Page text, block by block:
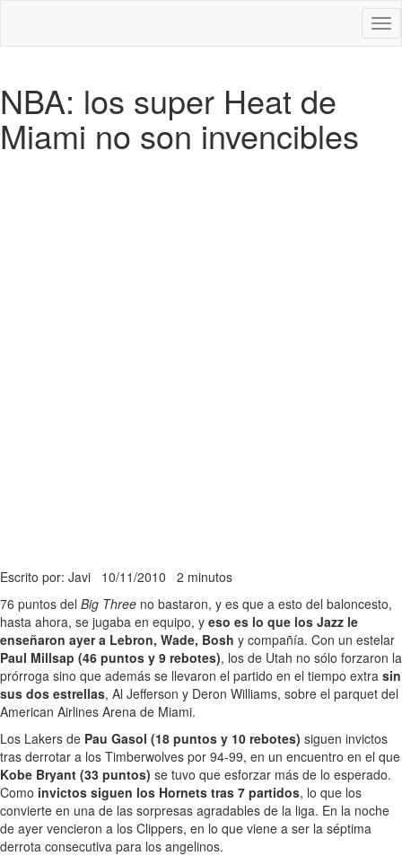
NBA: los super Heat de
Miami no son invencibles
Escrito por: Javi 10/11/2010 2 minutos
76 puntos del Big Three no bastaron, y es que a esto del baloncesto,
hasta ahora, se jugaba en equipo, y eso es lo que los Jazz le
enseñaron ayer a Lebron, Wade, Bosh y compañía. Con un estelar
Paul Millsap (46 puntos y 9 rebotes), los de Utah no sólo forzaron la
prórroga sino que además se llevaron el partido en el tiempo extra sin
sus dos estrellas, Al Jefferson y Deron Williams, sobre el parquet del
American Airlines Arena de Miami.
Los Lakers de Pau Gasol (18 puntos y 10 rebotes) siguen invictos
tras derrotar a los Timberwolves por 94-99, en un encuentro en el que
Kobe Bryant (33 puntos) se tuvo que esforzar más de lo esperado.
Como invictos siguen los Hornets tras 7 partidos, lo que los
convierte en una de las sorpresas agradables de la liga. En la noche
de ayer vencieron a los Clippers, en lo que viene a ser la séptima
derrota consecutiva para los angelinos.